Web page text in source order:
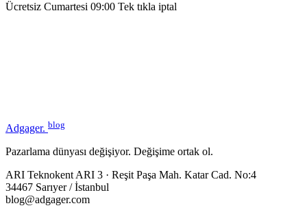
Ücretsiz Cumartesi 09:00 Tek tıkla iptal
Adgager. blog
Pazarlama dünyası değişiyor. Değişime ortak ol.
ARI Teknokent ARI 3 · Reşit Paşa Mah. Katar Cad. No:4
34467 Sarıyer / İstanbul
blog@adgager.com